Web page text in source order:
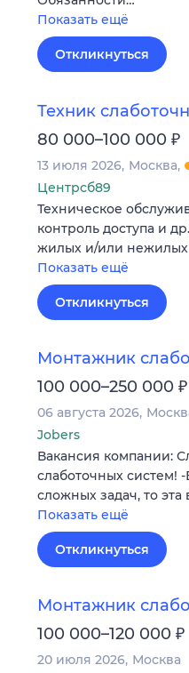
Показать ещё
Откликнуться
Техник
80 000–100 000 ₽
13 июля 2026 Москва
Центрсб89
Техническое
контроль доступа и
жилых и/или нежилых
Показать ещё
Откликнуться
Монтажник
100 000–250 000 ₽
06 августа 2026
Jobers
Вакансия компании:
слаботочных систем!
сложных задач, то
Показать ещё
Откликнуться
Монтажник
100 000–120 000 ₽
20 июля 2026 Москва